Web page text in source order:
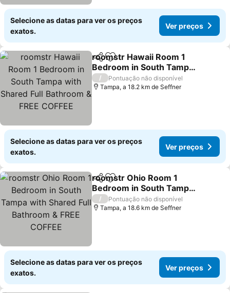
Selecione as datas para ver os preços
exatos.
Ver preços
PartilharAdicionar aos favoritos
roomstr Hawaii Room 1
Bedroom in South Tampa
with Shared Full
Bathroom & FREE COFFEE
Ver preços
/
Pontuação não disponível
Tampa, a 18.2 km de Seffner
Selecione as datas para ver os preços
exatos.
Ver preços
PartilharAdicionar aos favoritos
roomstr Ohio Room 1
Bedroom in South Tampa
with Shared Full
Bathroom & FREE COFFEE
Ver preços
/
Pontuação não disponível
Tampa, a 18.6 km de Seffner
Selecione as datas para ver os preços
exatos.
Ver preços